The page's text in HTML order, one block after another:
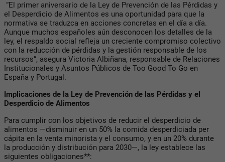
“El primer aniversario de la Ley de Prevención de las Pérdidas y
el Desperdicio de Alimentos es una oportunidad para que la
normativa se traduzca en acciones concretas en el día a día.
Aunque muchos españoles aún desconocen los detalles de la
ley, el respaldo social refleja un creciente compromiso colectivo
con la reducción de pérdidas y la gestión responsable de los
recursos”, asegura Victoria Albiñana, responsable de Relaciones
Institucionales y Asuntos Públicos de Too Good To Go en
España y Portugal.
Implicaciones de la Ley de Prevención de las Pérdidas y el
Desperdicio de Alimentos
Para cumplir con los objetivos de reducir el desperdicio de
alimentos —disminuir en un 50% la comida desperdiciada per
cápita en la venta minorista y el consumo, y en un 20% durante
la producción y distribución para 2030—, la ley establece las
siguientes obligaciones**: